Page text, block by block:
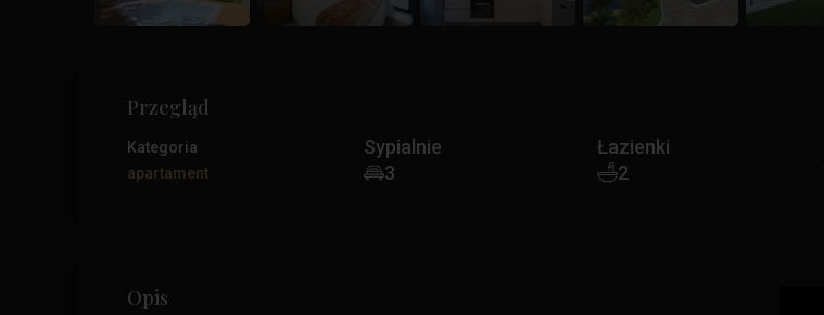
Przegląd
Kategoria
apartament
Sypialnie
3
Łazienki
2
Opis